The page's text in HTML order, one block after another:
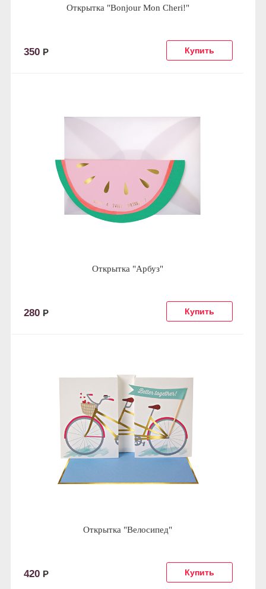
Открытка "Bonjour Mon Cheri!"
350 Р
Открытка "Арбуз"
280 Р
Открытка "Велосипед"
420 Р